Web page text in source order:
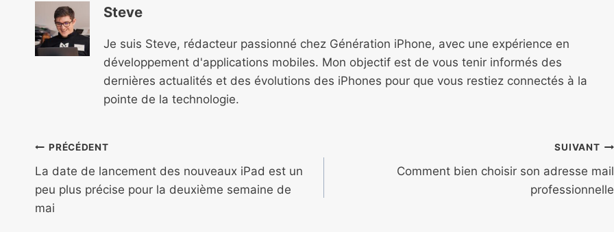
Steve
Je suis Steve, rédacteur passionné chez Génération iPhone, avec une expérience en
développement d'applications mobiles. Mon objectif est de vous tenir informés des
dernières actualités et des évolutions des iPhones pour que vous restiez connectés à la
pointe de la technologie.
Navigation
de
l’article
PRÉCÉDENT
La date de lancement des nouveaux iPad est un
peu plus précise pour la deuxième semaine de
mai
SUIVANT
Comment bien choisir son adresse mail
professionnelle